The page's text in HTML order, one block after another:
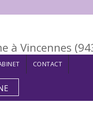
à Vincennes
CONTACT